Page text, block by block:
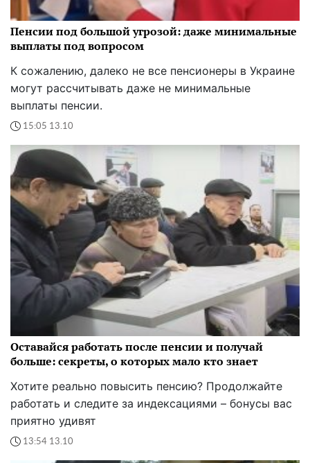
Пенсии под большой угрозой: даже минимальные
выплаты под вопросом
К сожалению, далеко не все пенсионеры в Украине
могут рассчитывать даже не минимальные
выплаты пенсии.
15:05 13.10
Оставайся работать после пенсии и получай
больше: секреты, о которых мало кто знает
Хотите реально повысить пенсию? Продолжайте
работать и следите за индексациями – бонусы вас
приятно удивят
13:54 13.10